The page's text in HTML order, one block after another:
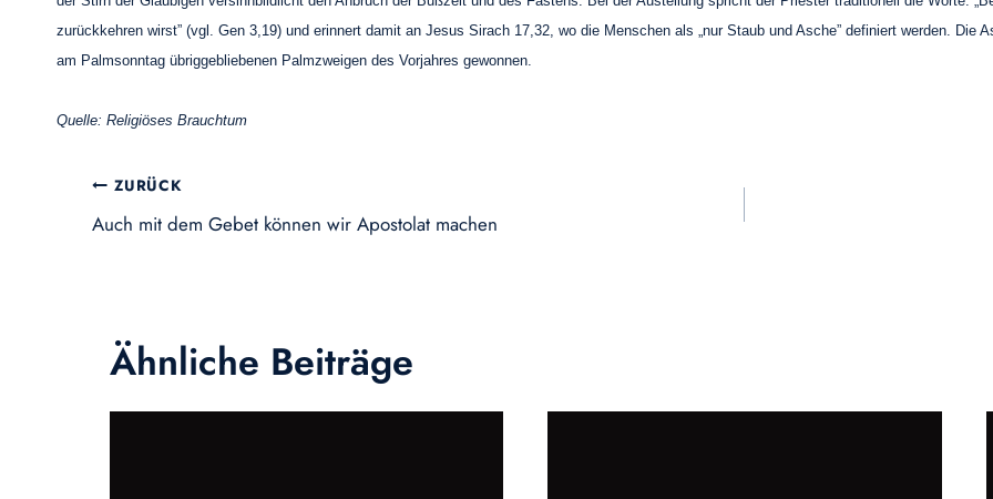
zurückkehren wirst” (vgl. Gen 3,19) und erinnert damit an Jesus Sirach 17,32, wo die Menschen als „nur Staub und Asche” definiert werden.
am Palmsonntag übriggebliebenen Palmzweigen des Vorjahres gewonnen.
Quelle: Religiöses Brauchtum
Beitragsnavigation
ZURÜCK
Auch mit dem Gebet können wir Apostolat machen
Ähnliche Beiträge